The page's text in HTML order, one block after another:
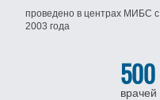
проведено в центрах МИБСс
2003 года
500
врачей